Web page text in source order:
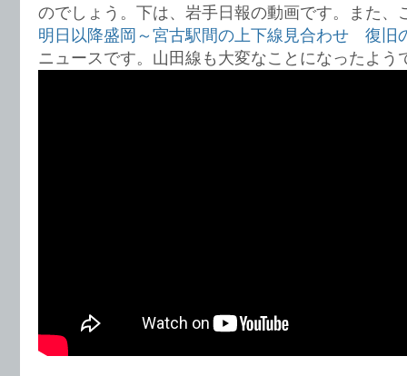
のでしょう。下は、岩手日報の動画です。また、
明日以降盛岡～宮古駅間の上下線見合わせ 復旧
ニュースです。山田線も大変なことになったよう